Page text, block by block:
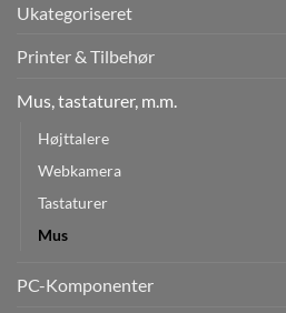
Ukategoriseret
Printer & Tilbehør
Mus, tastaturer, m.m.
Højttalere
Webkamera
Tastaturer
Mus
PC-Komponenter